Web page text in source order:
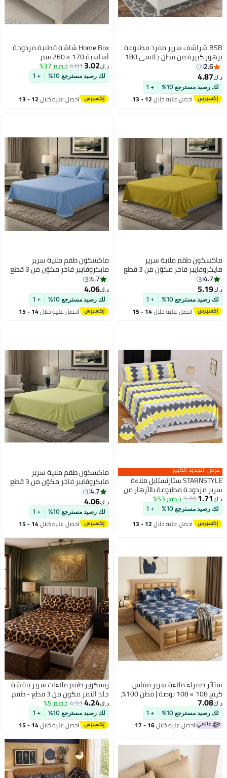
5
BSB شراشف سرير مفرد مطبوعة
بزهور كبيرة من قطن جلاسي 180
TC مع غطاء وسادة بحجم كينج،
228 سم
2.6
7
د.ك‏4.87
لك رصيد مسترجع 10% + 1
احصل عليه خلال 12 - 13
Home Box شاشة قطنية مزدوجة
أساسية 170 × 260 سم
د.ك‏3.02
4.81خصم 37%
لك رصيد مسترجع 10% + 1
احصل عليه خلال 12 - 13
15
ماكسكون طقم ملاية سرير
مايكروفايبر فاخر مكوّن من 3 قطع
– ملاية مسطحة مقاس (230×255
– ناعم جداً، قابل للتنفس، ومقاوم
للتجاعيد – مناسب لأسرة الكوين
والكينج – مثالي للاستخدام المنزلي
4.7
3
د.ك‏5.19
لك رصيد مسترجع 10% + 1
احصل عليه خلال 14 - 15
15
ماكسكون طقم ملاية سرير
مايكروفايبر فاخر مكوّن من 3 قطع
– ملاية مسطحة مقاس (180×240
– ناعم جداً، قابل للتنفس، ومقاوم
للتجاعيد – مناسب لأسرة السنجل
والتوين – مثالي للاستخدام المنزلي
4.7
3
د.ك‏4.06
لك رصيد مسترجع 10% + 1
احصل عليه خلال 14 - 15
عرض التجديد الكبير
STARNSTYLE ستارنستايل ملاءة
سرير مزدوجة مطبوعة بالأزهار من
بولي قطن 220 TC بحجم كينغ مع 2
غطاء وسادة، ألوان صفراء
د.ك‏1.71
3.70خصم 53%
لك رصيد مسترجع 10% + 1
احصل عليه خلال 12 - 13
15
ماكسكون طقم ملاية سرير
مايكروفايبر فاخر مكوّن من 3 قطع
– ملاية مسطحة مقاس (180×240
– ناعم جداً، قابل للتنفس، ومقاوم
للتجاعيد – مناسب لأسرة السنجل
والتوين – مثالي للاستخدام المنزلي
والفندقي
4.7
3
د.ك‏4.06
لك رصيد مسترجع 10% + 1
احصل عليه خلال 14 - 15
ستائر صفراء ملاءة سرير مقاس
كينج 108 × 108 بوصة | قطن 100%،
نسيج مزدوج، 800 خيط في البوصة |
فائقة النعومة، مقاومة للتجاعيد،
مفروشات فاخرة مع أغطية وسائد
متطابقة
د.ك‏7.08
لك رصيد مسترجع 10% + 1
احصل عليه خلال 16 - 17
اغسطس
2
زيسكوير طقم ملاءات سرير بنقشة
جلد النمر مكون من 3 قطع - طقم
ملاءات سرير فاخر مصنوع من القطن
الخالص 100%، بوزن 125 غرام/متر
مربع، ناعم ومريح، يتضمن ملاءة
سرير واحدة وغطاءين للوسائد | طقم
ملاءات فاخر بنقشة جلد النمر
مناسب لأسرة مقاس كينج، كوين،
ومفردة
د.ك‏4.24
4.51خصم 5%
لك رصيد مسترجع 10% + 1
احصل عليه خلال 14 - 15
اغسطس